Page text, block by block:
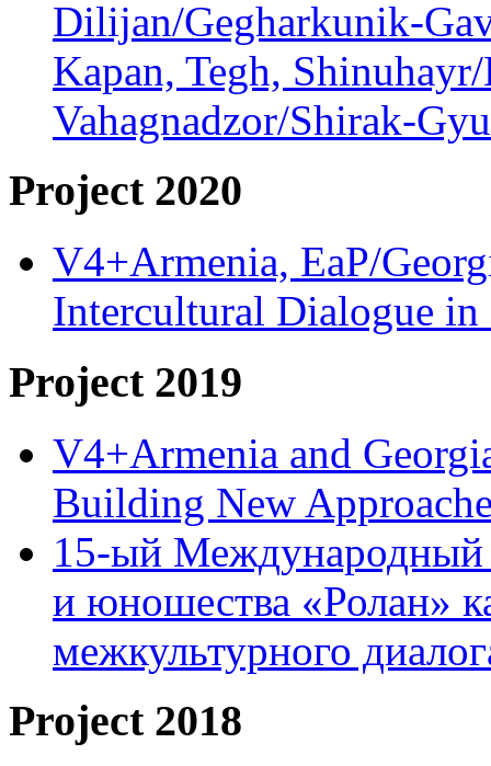
Dilijan/Gegharkunik-
Kapan, Tegh,
Vahagnadzor/Shirak-
Project 2020
V4+Armenia, EaP/
Intercultural Dialogue
Project 2019
V4+Armenia and
Building New
15-ый Международный
и юношества «Ролан»
межкультурного
Project 2018